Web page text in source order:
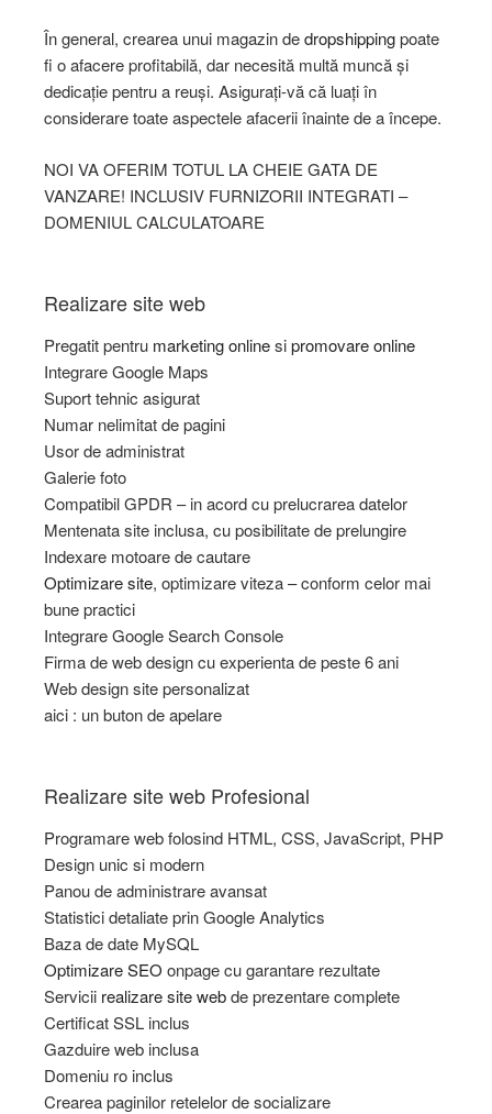
În general, crearea unui magazin dedropshippingpoate
fi o afacere profitabilă, dar necesită multă muncă și
dedicație pentru a reuși. Asigurați-vă că luați în
considerare toate aspectele afacerii înainte de a începe.
NOI VA OFERIM TOTUL LA CHEIE GATA DE
VANZARE! INCLUSIV FURNIZORII INTEGRATI –
DOMENIUL CALCULATOARE
Realizare site web
Pregatit pentru marketing onlinesipromovare online
Integrare Google Maps
Suport tehnic asigurat
Numar nelimitat de pagini
Usor de administrat
Galerie foto
Compatibil GPDR – in acord cu prelucrarea datelor
Mentenata site inclusa, cu posibilitate de prelungire
Indexare motoare de cautare
Optimizare site, optimizare viteza – conform celor mai
bune practici
Integrare Google Search Console
Firma de web design cu experienta de peste 6 ani
Web design site personalizat
aici : un buton de apelare
Realizare site web Profesional
Programare web folosind HTML, CSS, JavaScript, PHP
Design unic si modern
Panou de administrare avansat
Statistici detaliate prin Google Analytics
Baza de date MySQL
Optimizare SEO onpage cu garantare rezultate
Servicii realizare site webde prezentare complete
Certificat SSL inclus
Gazduire web inclusa
Domeniu ro inclus
Crearea paginilor retelelor de socializare